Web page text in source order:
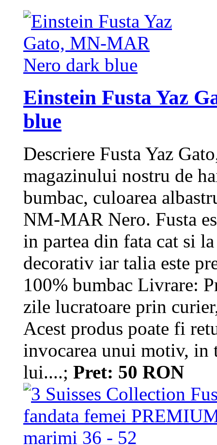
Einstein Fusta Yaz
blue
Descriere Fusta Yaz
magazinului nostru de
bumbac, culoarea
NM-MAR Nero. Fusta
in partea din fata cat si
decorativ iar talia este
100% bumbac Livrare:
zile lucratoare prin
Acest produs poate fi
invocarea unui motiv, in
lui....; Pret: 50 RON